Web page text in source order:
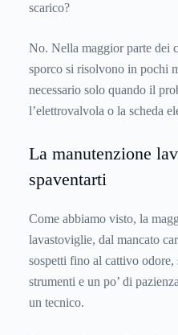
scarico?
No. Nella maggior parte dei
sporco si risolvono in pochi
necessario solo quando il
l’elettrovalvola o la scheda
La manutenzione
spaventarti
Come abbiamo visto, la
lavastoviglie, dal mancato
sospetti fino al cattivo
strumenti e un po’ di
un tecnico.